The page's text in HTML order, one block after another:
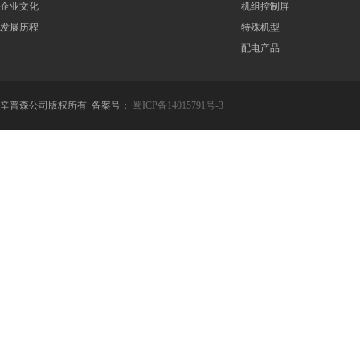
企业文化
发展历程
机组控制屏
特殊机型
配电产品
辛普森公司版权所有 备案号： 蜀ICP备14015791号-3